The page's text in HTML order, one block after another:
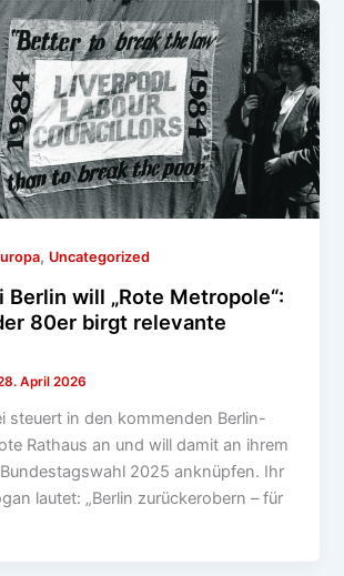
, Uncategorized
Berlin will „Rote Metropole“:
80er birgt relevante
April 2026
steuert in den kommenden Berlin-
Rathaus an und will damit an ihrem
2025 anknüpfen. Ihr
lautet: „Berlin zurückerobern – für